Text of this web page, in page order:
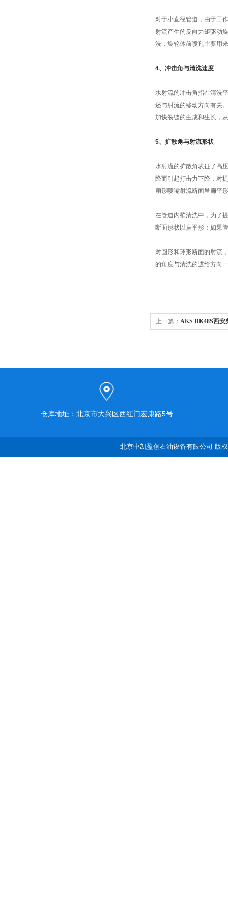
对于小直径管道，由于工
射流产生的反向力矩驱动
洗，旋轮体前喷孔主要用
4、冲击角与清洗速度
水射流的冲击角指在清洗
还与射流的移动方向有关
加快裂缝的生成和生长，
5、扩散角与射流形状
水射流的扩散角表征了高
降而引起打击力下降，对
扇形喷嘴射流断面呈扁平
在管道内壁清洗中，为了
断面形状以扁平形；如果
对圆形和环形断面的射流
的角度与清洗的进给方向
上一篇： AKS DK48S西安
仓库地址：北京市大兴区西红门宏康路5号
北京中凯盈创石油设备有限公司 版